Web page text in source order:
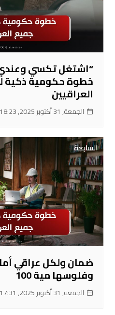
“اشتغل تكسي
خطوة حكومية ذكية
العراقيين
الجمعة, 31 أكتوبر 2025, 18:23
ضمان ولكل عراقي
وفلوسها مية 100
الجمعة, 31 أكتوبر 2025, 17:31